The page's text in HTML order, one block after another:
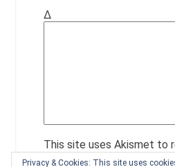
Δ
This site uses Akismet to
Privacy & Cookies: This site uses